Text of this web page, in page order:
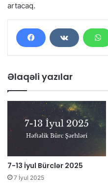
artacaq.
Əlaqəli yazılar
7-13 İyul Bürclər 2025
7 İyul 2025